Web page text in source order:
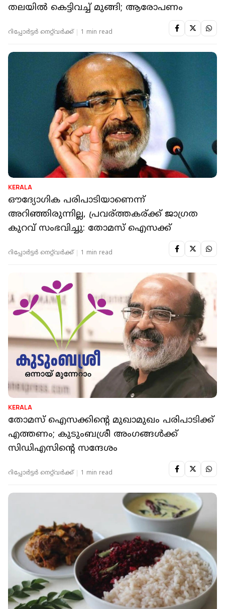
തലയിൽ കെട്ടിവച്ച് മുങ്ങി; ആരോപണം
റിപ്പോർട്ടർ നെറ്റ്‌വര്‍ക്ക്‌ 1 min read
KERALA
ഔദ്യോഗിക പരിപാടിയാണെന്ന്
അറിഞ്ഞിരുന്നില്ല, പ്രവര്ത്തകര്ക്ക് ജാഗ്രത
കുറവ് സംഭവിച്ചു: തോമസ് ഐസക്ക്
റിപ്പോർട്ടർ നെറ്റ്‌വര്‍ക്ക്‌ 1 min read
KERALA
തോമസ് ഐസക്കിന്റെ മുഖാമുഖം പരിപാടിക്ക്
എത്തണം; കുടുംബശ്രീ അംഗങ്ങൾക്ക്
സിഡിഎസിന്റെ സന്ദേശം
റിപ്പോർട്ടർ നെറ്റ്‌വര്‍ക്ക്‌ 1 min read